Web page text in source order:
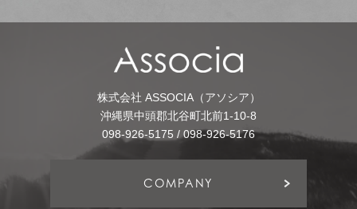
株式会社 ASSOCIA（アソシア）
沖縄県中頭郡北谷町北前1-10-8
098-926-5175 / 098-926-5176
COMPANY